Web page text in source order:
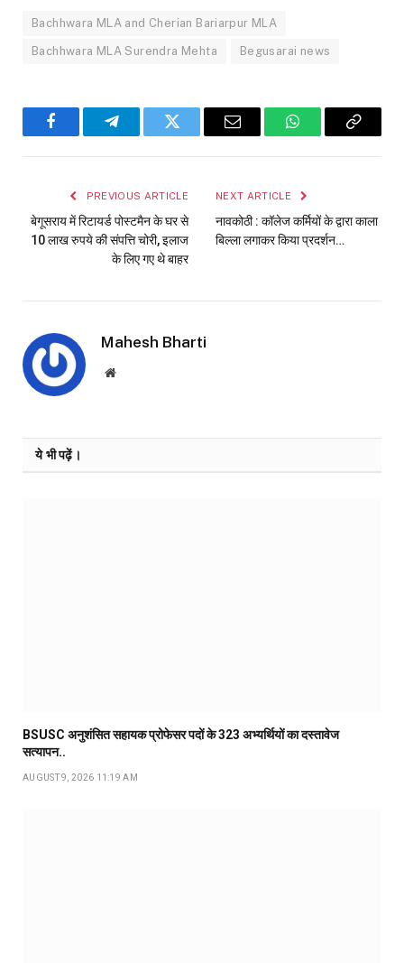
Bachhwara MLA and Cherian Bariarpur MLA
Bachhwara MLA Surendra Mehta Begusarai news
FacebookTelegramTwitter Email WhatsAppCopy
PREVIOUS ARTICLE
बेगूसराय में रिटायर्ड पोस्टमैन के घर से
10 लाख रुपये की संपत्ति चोरी, इलाज
के लिए गए थे बाहर
NEXT ARTICLE
नावकोठी : कॉलेज कर्मियों के द्वारा काला
बिल्ला लगाकर किया प्रदर्शन…
Mahesh Bharti
Website
ये भी पढ़ें।
BSUSC अनुशंसित सहायक प्रोफेसर पदों के 323 अभ्यर्थियों का दस्तावेज
सत्यापन..
AUGUST 9, 2026 11:19 AM